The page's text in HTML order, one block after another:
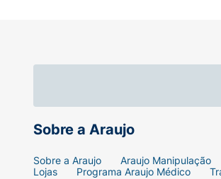
Sobre a Araujo
Sobre a Araujo Araujo Manipulação
Lojas
Programa Araujo Médico